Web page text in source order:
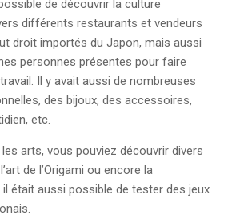
de découvrir la culture
différents restaurants et vendeurs
droit importés du Japon, mais aussi
personnes présentes pour faire
Il y avait aussi de nombreuses
des bijoux, des accessoires,
etc.
arts, vous pouviez découvrir divers
de l’Origami ou encore la
il était aussi possible de tester des jeux